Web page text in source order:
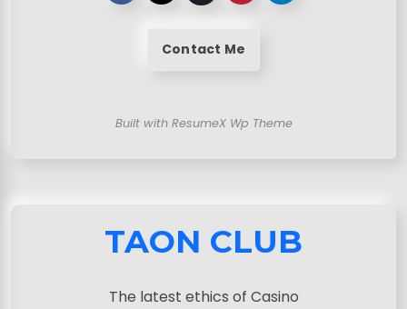
Contact Me
Built with ResumeX Wp Theme
TAON CLUB
The latest ethics of Casino